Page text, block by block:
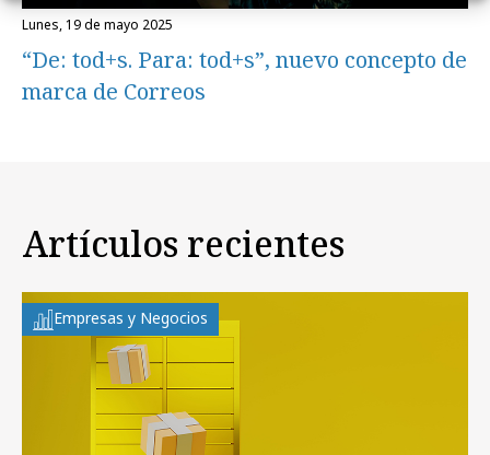
lunes, 19 de mayo 2025
“De: tod+s. Para: tod+s”, nuevo concepto de
marca de Correos
Artículos recientes
Empresas y Negocios